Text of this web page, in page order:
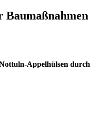
Baumaßnahmen
Appelhülsen durch